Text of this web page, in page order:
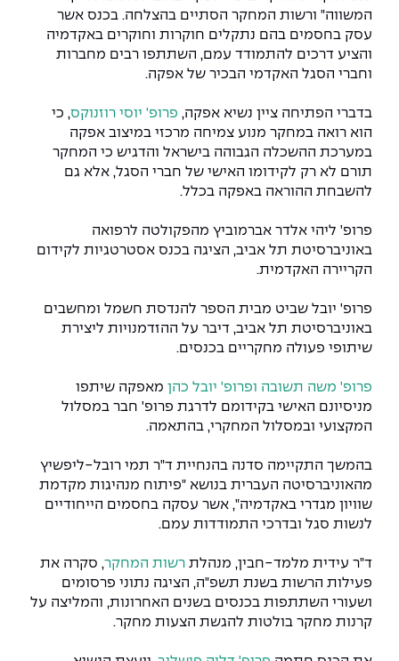
המשווה" ורשות המחקר הסתיים בהצלחה. בכנס אשר
עסק בחסמים בהם נתקלים חוקרות וחוקרים באקדמיה
והציע דרכים להתמודד עמם, השתתפו רבים מחברות
וחברי הסגל האקדמי הבכיר של אפקה.
בדברי הפתיחה ציין נשיא אפקה, פרופ' יוסי רוזנוקס, כי
הוא רואה במחקר מנוע צמיחה מרכזי במיצוב אפקה
במערכת ההשכלה הגבוהה בישראל והדגיש כי המחקר
תורם לא רק לקידומו האישי של חברי הסגל, אלא גם
להשבחת ההוראה באפקה בכלל.
פרופ' ליהי אלדר אברמוביץ מהפקולטה לרפואה
באוניברסיטת תל אביב, הציגה בכנס אסטרטגיות לקידום
הקריירה האקדמית.
פרופ' יובל שביט מבית הספר להנדסת חשמל ומחשבים
באוניברסיטת תל אביב, דיבר על ההזדמנויות ליצירת
שיתופי פעולה מחקריים בכנסים.
פרופ' משה תשובה ופרופ' יובל כהן מאפקה שיתפו
מניסיונם האישי בקידומם לדרגת פרופ' חבר במסלול
המקצועי ובמסלול המחקרי, בהתאמה.
בהמשך התקיימה סדנה בהנחיית ד"ר תמי רובל-ליפשיץ
מהאוניברסיטה העברית בנושא "פיתוח מנהיגות מקדמת
שוויון מגדרי באקדמיה", אשר עסקה בחסמים הייחודיים
לנשות סגל ובדרכי התמודדות עמם.
ד"ר עידית מלמד-חבין, מנהלת רשות המחקר, סקרה את
פעילות הרשות בשנת תשפ"ה, הציגה נתוני פרסומים
ושעורי השתתפות בכנסים בשנים האחרונות, והמליצה על
קרנות מחקר בולטות להגשת הצעות מחקר.
מידע כללי
מכרזי אפקה
הוגנות מגדרית
הצהרת נגישות
לוח שנה אקדמי
חדשות אפקה
כתבות
מדברים הנדסה (פודקאסט)
כתבי עת
כואבים את לכתם
לעבוד באפקה
משרות פנויות
מדעי הנתונים AI
דו-חוגי בהנדסה ומדעים
תואר שני בהנדסה
הנדסת אנרגיה והספק
הנדסת מערכות
מערכות תבוניות AI
יחידות לימוד אקדמיות
היחידה למתמטיקה
היחידה לאנגלית
היחידה לחברה ורוח
היחידה ללימודי חוץ
קורס ניהול לוגיסטיקה ורכש
שירות לסטודנט
הכוון אקדמי
מרכז קריירה
מעבדות
אגודת הסטודנטים
מעטפת חוסן
אופק – מרכזים לפיתוח מיומנויות
מועדוני סטודנטים
מעורבות חברתית
מרכז החדשנות והיזמות
המרכז לקידום הלמידה
מכינות וקורסי הכנה
עתודה אקדמית
מסלול ישיר לתואר ראשון
מידע למועמד תואר שני
שאלות ותשובות
תנאי קבלה - הנדסה
למה לעשות תואר שני באפקה?
ולמשרתי המילואים – תשפ״ו
המרכז לפיתוח ומדידות אנטנות
קול קורא להצטרף למעבדת המוחות
המרכז למחקר יישומי בעיבוד שפה וקול
המרכז להנדסת חומרים ותהליכים
כנסים
Skills & Tech
כנסי פיתוח הון אנושי לאומי בהנדסה
כנס עיבוד דיבור
מדד הכישורים